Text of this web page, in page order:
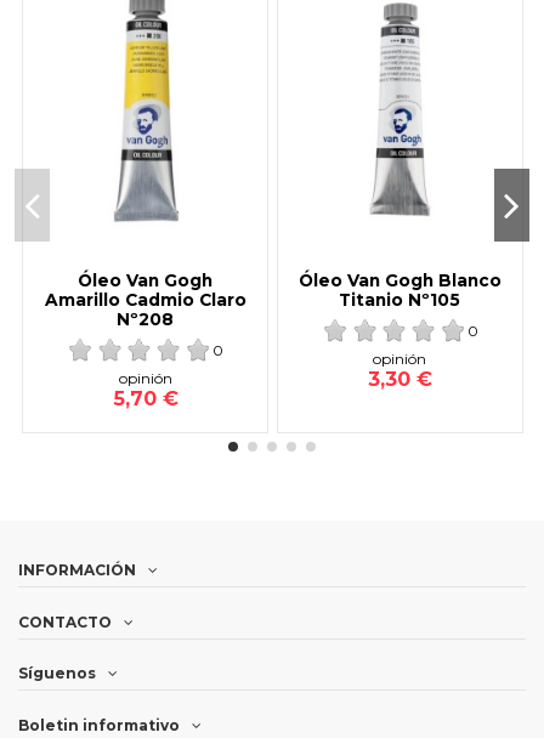
Óleo Van Gogh
Amarillo Cadmio Claro
Nº208
0
opinión
5,70 €
Óleo Van Gogh Blanco
Titanio Nº105
0
opinión
3,30 €
INFORMACIÓN
CONTACTO
Síguenos
Boletin informativo